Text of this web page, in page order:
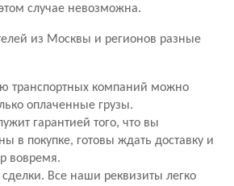
случае невозможна.
из Москвы и регионов разные
транспортных компаний можно
оплаченные грузы.
гарантией того, что вы
в покупке, готовы ждать доставку и
вовремя.
сделки. Все наши реквизиты легко